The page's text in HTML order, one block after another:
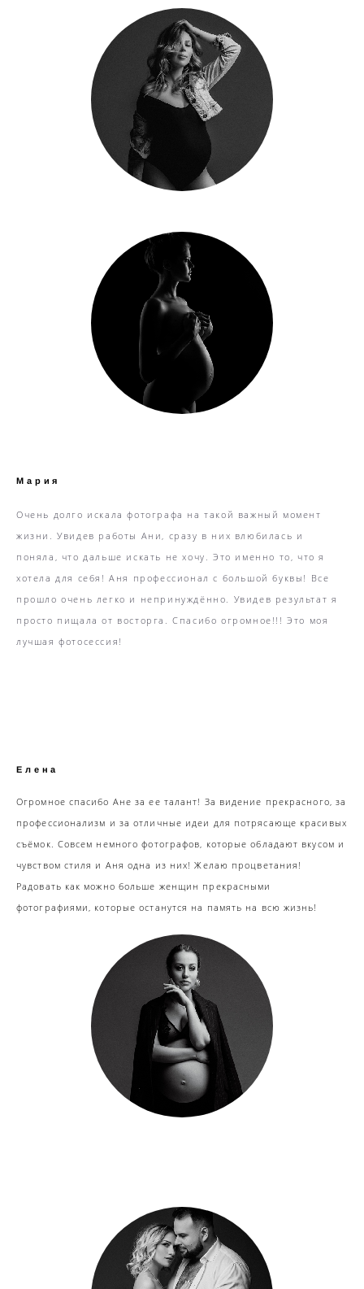
Мария
Очень долго искала фотографа на такой важный момент
жизни. Увидев работы Ани, сразу в них влюбилась и
поняла, что дальше искать не хочу. Это именно то, что я
хотела для себя! Аня профессионал с большой буквы! Все
прошло очень легко и непринуждённо. Увидев результат я
просто пищала от восторга. Спасибо огромное!!! Это моя
лучшая фотосессия!
Елена
Огромное спасибо Ане за ее талант! За видение прекрасного, за
профессионализм и за отличные идеи для потрясающе красивых
съёмок. Совсем немного фотографов, которые обладают вкусом и
чувством стиля и Аня одна из них! Желаю процветания!
Радовать как можно больше женщин прекрасными
фотографиями, которые останутся на память на всю жизнь!